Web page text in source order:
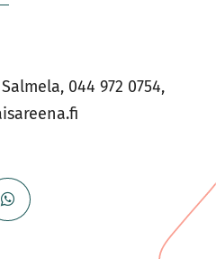
044 972 0754,